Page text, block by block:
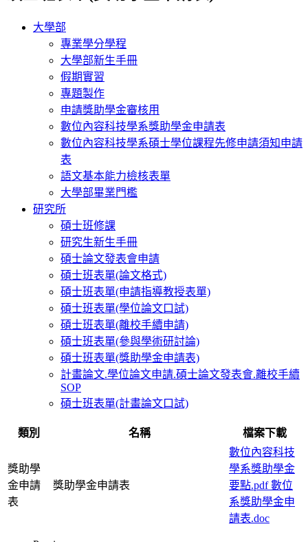
大學部
專業學分學程
大學部新生手冊
假期實習
專題製作
申請獎助學金審核用
數位內容科技學系獎助學金申請表
數位內容科技學系碩士學位課程先修申請須知申請
表
語文基本能力檢核表單
大學部畢業門檻
研究所
碩士班修課
研究生新生手冊
碩士論文發表會申請
碩士班表單(論文格式)
碩士班表單(申請指導教授表單)
碩士班表單(學位論文口試)
碩士班表單(離校手續申請)
碩士班表單(參與學術研討論)
碩士班表單(獎助學金申請表)
計畫論文.學位論文申請.碩士論文發表會.離校手續
SOP
碩士班表單(計畫論文口試)
類別 名稱 檔案下載
獎助學
金申請
表
獎助學金申請表
數位內容科技
學系獎助學金
要點.pdf數位
系獎助學金申
請表.doc